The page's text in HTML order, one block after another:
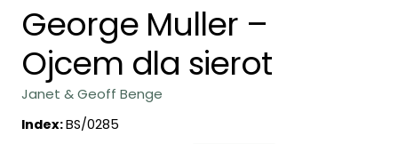
George Muller –
Ojcem dla sierot
Janet & Geoff Benge
Index:BS/0285